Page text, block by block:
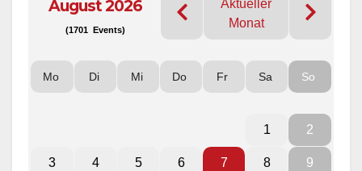
August 2026
(1701 Events)
Aktueller
Monat
Mo Di Mi Do Fr Sa So
1 2
3 4 5 6 7 8 9